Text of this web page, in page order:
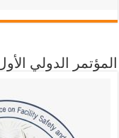
المؤتمر الدولي